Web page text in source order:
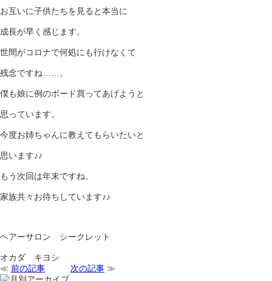
お互いに子供たちを見ると本当に
成長が早く感じます。
世間がコロナで何処にも行けなくて
残念ですね……。
僕も娘に例のボード買ってあげようと
思っています。
今度お姉ちゃんに教えてもらいたいと
思います♪♪
もう次回は年末ですね。
家族共々お待ちしています♪♪
ヘアーサロン シークレット
オカダ キヨシ
≪ 前の記事 次の記事 ≫